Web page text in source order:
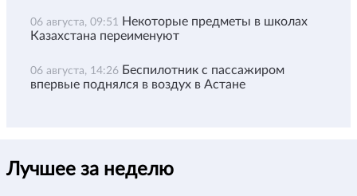
06 августа, 09:51
Некоторые предметы в школах
Казахстана переименуют
06 августа, 14:26 Беспилотник с пассажиром
впервые поднялся в воздух в Астане
Лучшее за неделю